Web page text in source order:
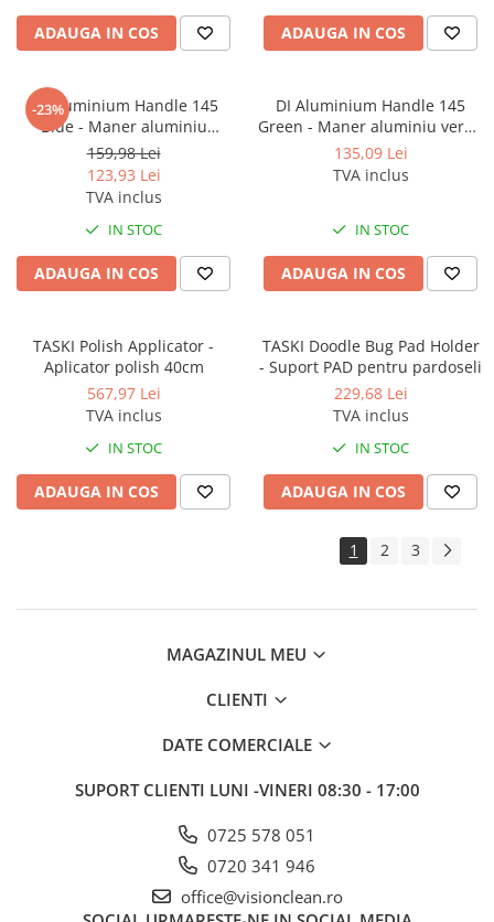
ADAUGA IN COS ADAUGA IN COS
-23%
DI Aluminium Handle 145
Blue - Maner aluminiu
albastru 1450mm
159,98 Lei
123,93 Lei
TVA inclus
IN STOC
ADAUGA IN COS
DI Aluminium Handle 145
Green - Maner aluminiu verde
1450mm
135,09 Lei
TVA inclus
IN STOC
ADAUGA IN COS
TASKI Polish Applicator -
Aplicator polish 40cm
567,97 Lei
TVA inclus
IN STOC
ADAUGA IN COS
TASKI Doodle Bug Pad Holder
- Suport PAD pentru pardoseli
229,68 Lei
TVA inclus
IN STOC
ADAUGA IN COS
1 2 3
MAGAZINUL MEU
CLIENTI
DATE COMERCIALE
SUPORT CLIENTI LUNI -VINERI 08:30 - 17:00
0725 578 051
0720 341 946
office@visionclean.ro